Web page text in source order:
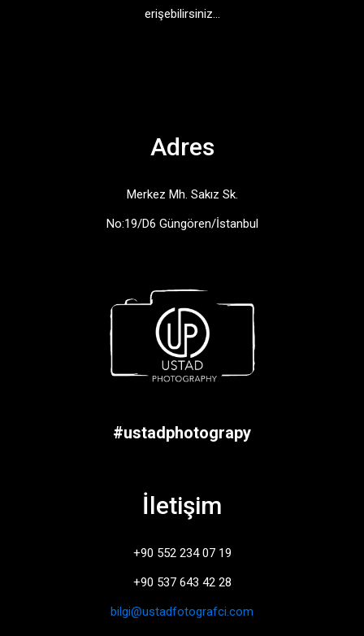
erişebilirsiniz...
Adres
Merkez Mh. Sakız Sk.
No:19/D6 Güngören/İstanbul
#ustadphotograpy
İletişim
+90 552 234 07 19
+90 537 643 42 28
bilgi@ustadfotografci.com